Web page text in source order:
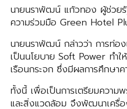
นายนราพัฒน์ แก้วทอง ผู้ช่วยรั
ความร่วมมือ Green Hotel
นายนราพัฒน์ กล่าวว่า การท่อ
เป็นนโยบาย Soft Power ทำ
เรือนกระจก ซึ่งมีผลการศึกษา
ทั้งนี้ เพื่อเป็นการเตรียมความ
และสิ่งแวดล้อม จึงพัฒนาเครื่